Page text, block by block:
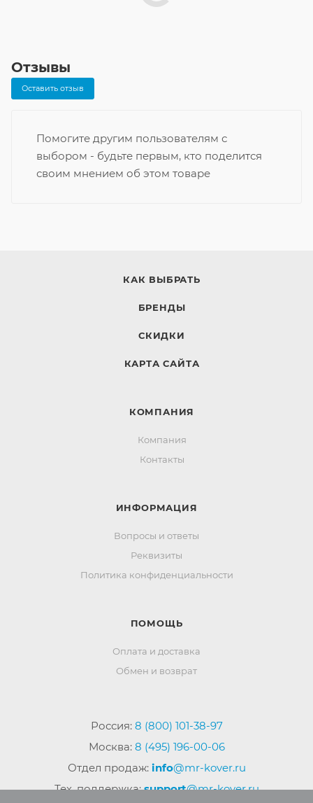
Отзывы
Оставить отзыв
Помогите другим пользователям с
выбором - будьте первым, кто поделится
своим мнением об этом товаре
КАК ВЫБРАТЬ
БРЕНДЫ
СКИДКИ
КАРТА САЙТА
КОМПАНИЯ
Компания
Контакты
ИНФОРМАЦИЯ
Вопросы и ответы
Реквизиты
Политика конфиденциальности
ПОМОЩЬ
Оплата и доставка
Обмен и возврат
Россия: 8 (800) 101-38-97
Москва: 8 (495) 196-00-06
Отдел продаж: info@mr-kover.ru
Тех. поддержка:support@mr-kover.ru